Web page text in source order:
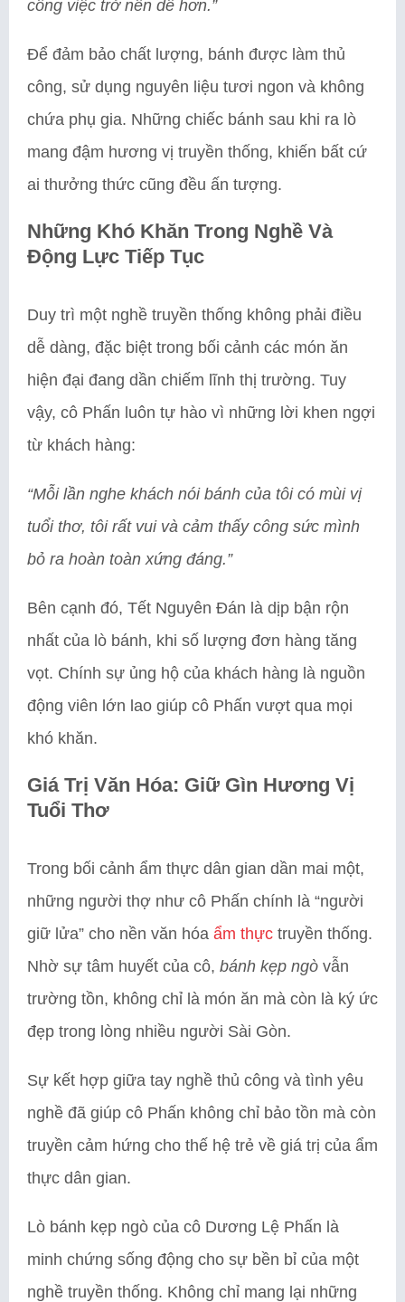
công việc trở nên dễ hơn.”
Để đảm bảo chất lượng, bánh được làm thủ
công, sử dụng nguyên liệu tươi ngon và không
chứa phụ gia. Những chiếc bánh sau khi ra lò
mang đậm hương vị truyền thống, khiến bất cứ
ai thưởng thức cũng đều ấn tượng.
Những Khó Khăn Trong Nghề Và
Động Lực Tiếp Tục
Duy trì một nghề truyền thống không phải điều
dễ dàng, đặc biệt trong bối cảnh các món ăn
hiện đại đang dần chiếm lĩnh thị trường. Tuy
vậy, cô Phấn luôn tự hào vì những lời khen ngợi
từ khách hàng:
“Mỗi lần nghe khách nói bánh của tôi có mùi vị
tuổi thơ, tôi rất vui và cảm thấy công sức mình
bỏ ra hoàn toàn xứng đáng.”
Bên cạnh đó, Tết Nguyên Đán là dịp bận rộn
nhất của lò bánh, khi số lượng đơn hàng tăng
vọt. Chính sự ủng hộ của khách hàng là nguồn
động viên lớn lao giúp cô Phấn vượt qua mọi
khó khăn.
Giá Trị Văn Hóa: Giữ Gìn Hương Vị
Tuổi Thơ
Trong bối cảnh ẩm thực dân gian dần mai một,
những người thợ như cô Phấn chính là “người
giữ lửa” cho nền văn hóa ẩm thực truyền thống.
Nhờ sự tâm huyết của cô, bánh kẹp ngò vẫn
trường tồn, không chỉ là món ăn mà còn là ký ức
đẹp trong lòng nhiều người Sài Gòn.
Sự kết hợp giữa tay nghề thủ công và tình yêu
nghề đã giúp cô Phấn không chỉ bảo tồn mà còn
truyền cảm hứng cho thế hệ trẻ về giá trị của ẩm
thực dân gian.
Lò bánh kẹp ngò của cô Dương Lệ Phấn là
minh chứng sống động cho sự bền bỉ của một
nghề truyền thống. Không chỉ mang lại những